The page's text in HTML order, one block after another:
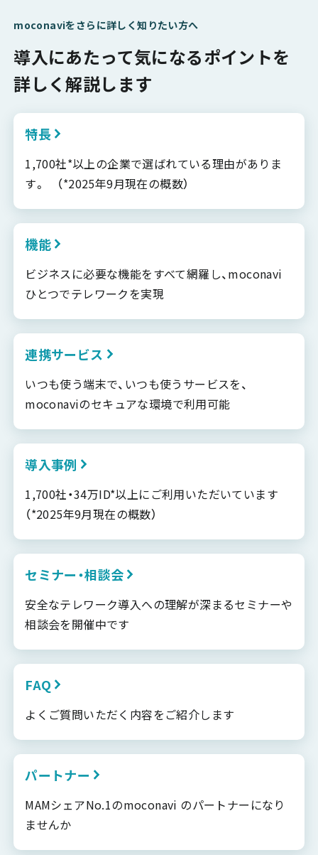
moconaviをさらに詳しく知りたい方へ
導入にあたって気になるポイントを
詳しく解説します
特長
1,700社*以上の企業で選ばれている理由がありま
す。 （*2025年9月現在の概数）
機能
ビジネスに必要な機能をすべて網羅し、moconavi
ひとつでテレワークを実現
連携サービス
いつも使う端末で、いつも使うサービスを、
moconaviのセキュアな環境で利用可能
導入事例
1,700社・34万ID*以上にご利用いただいています
（*2025年9月現在の概数）
セミナー・相談会
安全なテレワーク導入への理解が深まるセミナーや
相談会を開催中です
FAQ
よくご質問いただく内容をご紹介します
パートナー
MAMシェアNo.1のmoconavi のパートナーになり
ませんか